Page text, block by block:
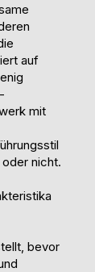
auf
mit
nicht.
bevor